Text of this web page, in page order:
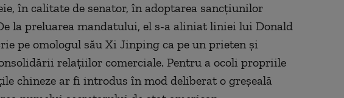
în calitate de senator, în adoptarea sancţiunilor
la preluarea mandatului, el s-a aliniat liniei lui Donald
pe omologul său Xi Jinping ca pe un prieten şi
relaţiilor comerciale. Pentru a ocoli propriile
chineze ar fi introdus în mod deliberat o greşeală